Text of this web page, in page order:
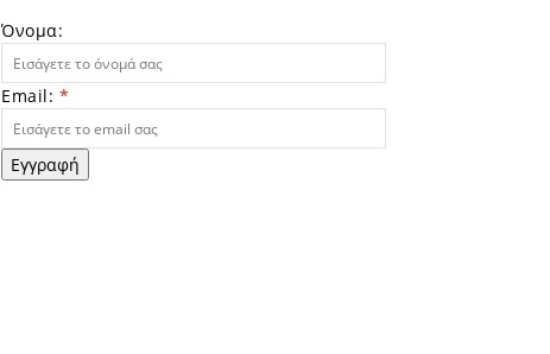
Όνομα:
Email: *
Εγγραφή